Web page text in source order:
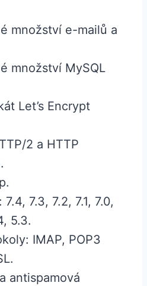
množství e-mailů a
množství MySQL
Let’s Encrypt
2 a HTTP
7.3, 7.2, 7.1, 7.0,
5.3.
IMAP, POP3
antispamová